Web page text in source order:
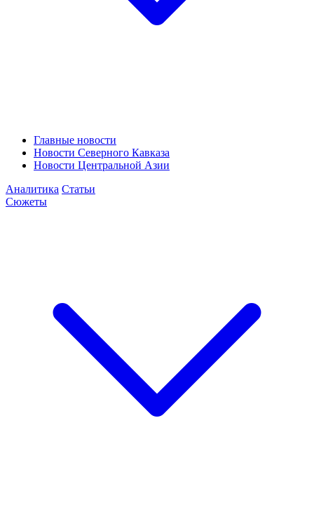
Главные новости
Новости Северного Кавказа
Новости Центральной Азии
Аналитика Статьи
Сюжеты